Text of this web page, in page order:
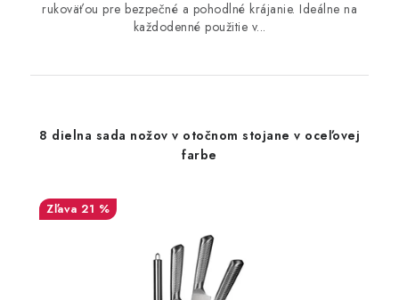
rukoväťou pre bezpečné a pohodlné krájanie. Ideálne na
každodenné použitie v...
8 dielna sada nožov v otočnom stojane v oceľovej
farbe
21 %